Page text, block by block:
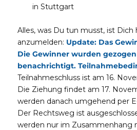
in Stuttgart
Alles, was Du tun musst, ist Dich
anzumelden: Update: Das
Die Gewinner wurden
benachrichtigt.
Teilnahmeschluss ist am 16.
Die Ziehung findet am 17.
werden danach umgehend per
Der Rechtsweg ist
werden nur im Zusammenhang